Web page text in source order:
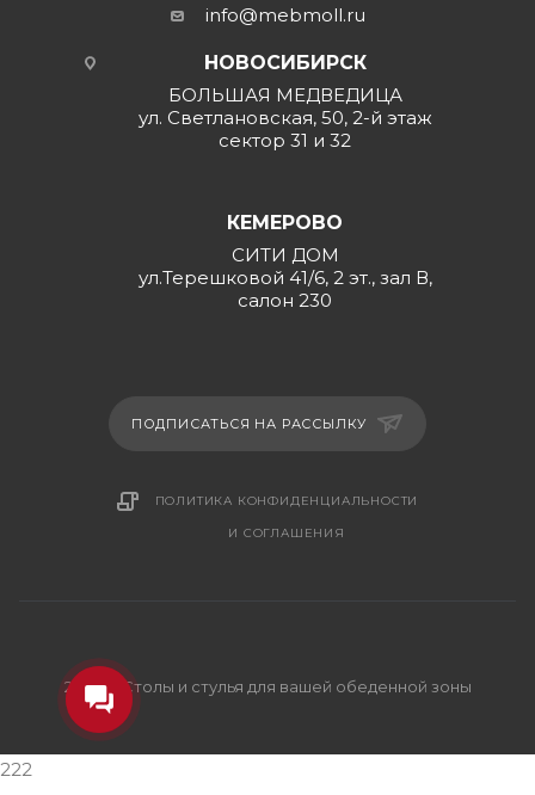
info@mebmoll.ru
НОВОСИБИРСК
БОЛЬШАЯ МЕДВЕДИЦА
ул. Светлановская, 50, 2-й этаж
сектор 31 и 32
КЕМЕРОВО
СИТИ ДОМ
ул.Терешковой 41/6, 2 эт., зал В,
салон 230
ПОДПИСАТЬСЯ НА РАССЫЛКУ
ПОЛИТИКА КОНФИДЕНЦИАЛЬНОСТИ
И СОГЛАШЕНИЯ
2026 © Столы и стулья для вашей обеденной зоны
222